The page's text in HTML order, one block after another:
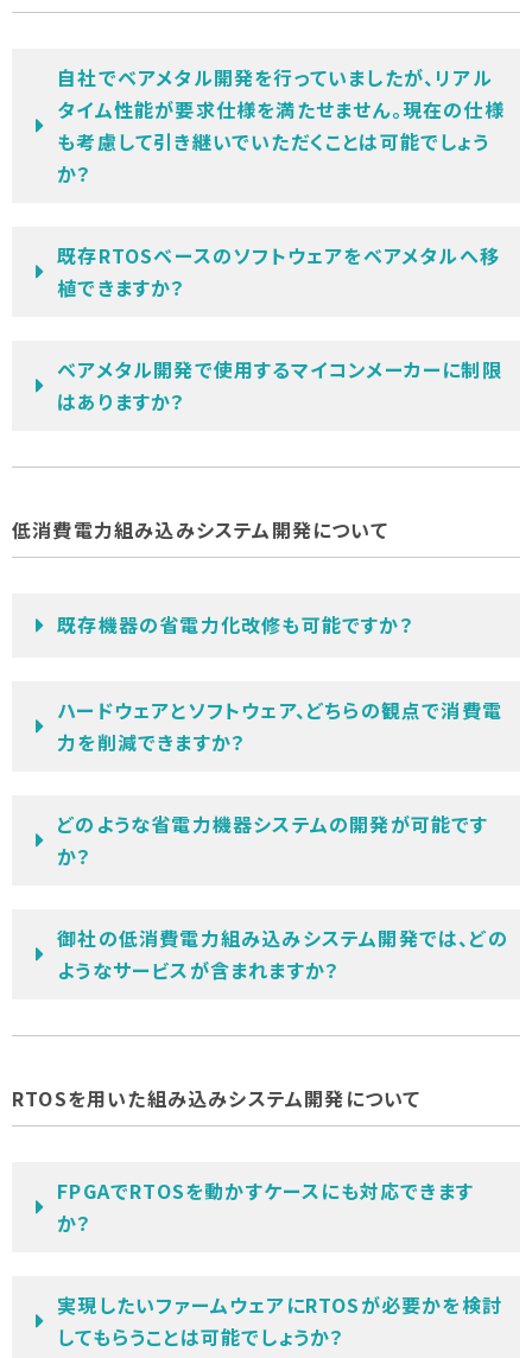
自社でベアメタル開発を行っていましたが、リアル
タイム性能が要求仕様を満たせません。現在の仕様
も考慮して引き継いでいただくことは可能でしょう
か？
既存RTOSベースのソフトウェアをベアメタルへ移
植できますか？
ベアメタル開発で使用するマイコンメーカーに制限
はありますか？
低消費電力組み込みシステム開発について
既存機器の省電力化改修も可能ですか？
ハードウェアとソフトウェア、どちらの観点で消費電
力を削減できますか？
どのような省電力機器システムの開発が可能です
か？
御社の低消費電力組み込みシステム開発では、どの
ようなサービスが含まれますか？
RTOSを用いた組み込みシステム開発について
FPGAでRTOSを動かすケースにも対応できます
か？
実現したいファームウェアにRTOSが必要かを検討
してもらうことは可能でしょうか？